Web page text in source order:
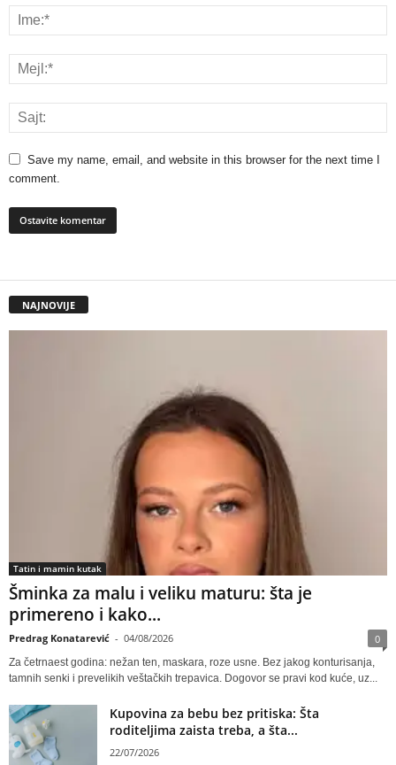
Save my name, email, and website in this browser for the next time I
comment.
NAJNOVIJE
Tatin i mamin kutak
Šminka za malu i veliku maturu: šta je
primereno i kako...
Predrag Konatarević - 04/08/2026 0
Za četrnaest godina: nežan ten, maskara, roze usne. Bez jakog konturisanja,
tamnih senki i prevelikih veštačkih trepavica. Dogovor se pravi kod kuće, uz...
Kupovina za bebu bez pritiska: Šta
roditeljima zaista treba, a šta...
22/07/2026